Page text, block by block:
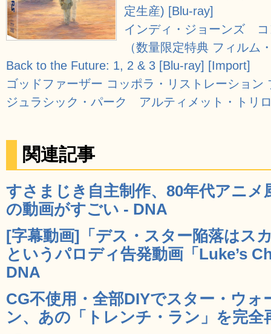
定生産) [Blu-ray]
インディ・ジョーンズ コ
（数量限定特典 フィルム
Back to the Future: 1, 2 & 3 [Blu-ray] [Import]
ゴッドファーザー コッポラ・リストレーション
ジュラシック・パーク アルティメット・トリ
関連記事
すさまじき自主制作、80年代アニメ
の動画がすごい - DNA
[字幕動画]「デス・スター陥落はス
というパロディ告発動画「Luke’s
DNA
CG不使用・全部DIYでスター・ウ
ン、あの「トレンチ・ラン」を完全